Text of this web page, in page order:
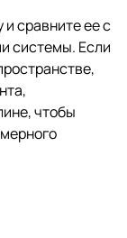
сравните ее с
системы. Если
чтобы